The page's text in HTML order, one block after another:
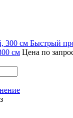
Быстрый
см Цена по